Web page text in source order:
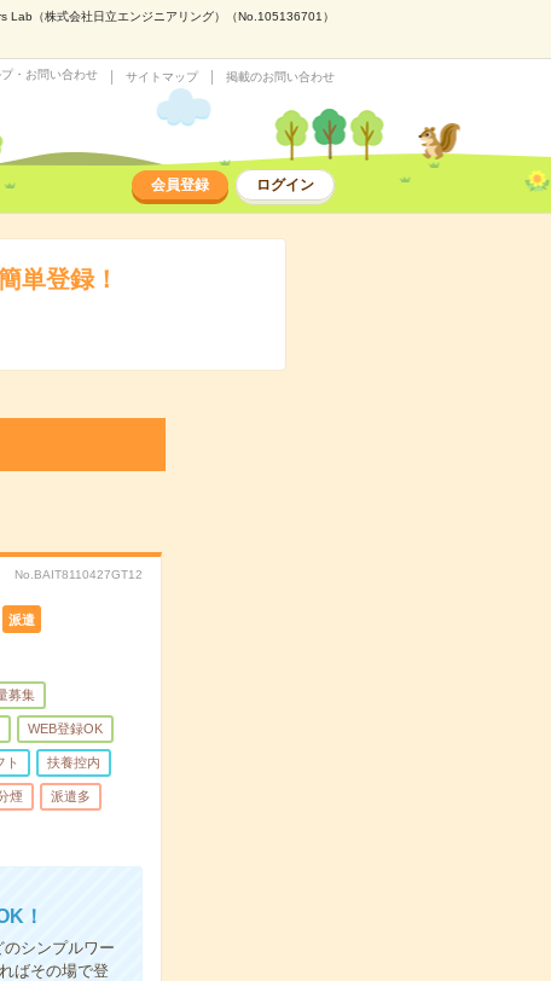
Lab（株式会社日立エンジニアリング）（No.105136701）
・お問い合わせ サイトマップ 掲載のお問い合わせ
会員登録 ログイン
単登録！
No.BAIT8110427GT12
派遣
募集
WEB登録OK
ト 扶養控内
煙 派遣多
！
シンプルワー
ばその場で登